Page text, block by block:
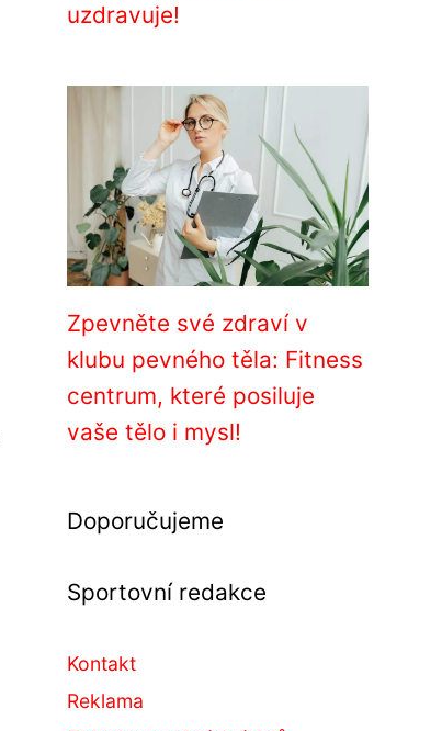
uzdravuje!
Zpevněte své zdraví v
klubu pevného těla: Fitness
centrum, které posiluje
vaše tělo i mysl!
Doporučujeme
Sportovní redakce
Kontakt
Reklama